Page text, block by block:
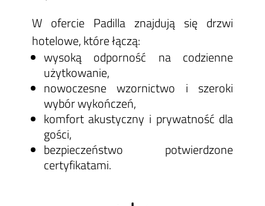
W ofercie Padilla znajdują się drzwi
hotelowe, które łączą:
wysoką odporność na codzienne
użytkowanie,
nowoczesne wzornictwo i szeroki
wybór wykończeń,
komfort akustyczny i prywatność dla
gości,
bezpieczeństwo potwierdzone
certyfikatami.